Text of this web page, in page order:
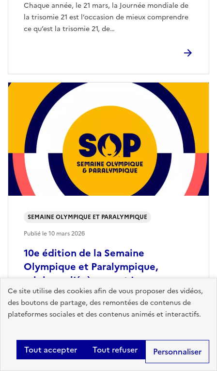
Ce site utilise des cookies afin de vous proposer des vidéos,
des boutons de partage, des remontées de contenus de
plateformes sociales et des contenus animés et interactifs.
Tout accepter Tout refuser Personnaliser
Chaque année, le 21 mars, la Journée mondiale de
la trisomie 21 est l’occasion de mieux comprendre
ce qu’est la trisomie 21, de…
10e édition de la Semaine
Olympique et Paralympique,
rejoignez l’évènement !
Du 30 mars au 4 avril 2026, cette 10e édition de la
Semaine Olympique et Paralympique (SOP) est un
SEMAINE OLYMPIQUE ET PARALYMPIQUE
Publié le10 mars 2026